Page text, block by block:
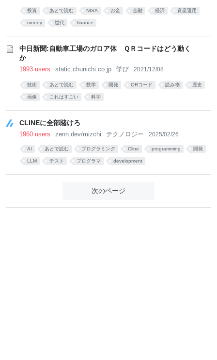
投資 あとで読む NISA お金 金融 経済 資産運用
money 世代 finance
中日新聞:自動車工場のガロア体 ＱＲコードはどう動く
か
1993 users static.chunichi.co.jp 学び 2021/12/08
技術 あとで読む 数学 開発 QRコード 読み物 歴史
画像 これはすごい 科学
CLINEに全部賭けろ
1960 users zenn.dev/mizchi テクノロジー 2025/02/26
AI あとで読む プログラミング Cline programming 開発
LLM テスト プログラマ development
次のページ